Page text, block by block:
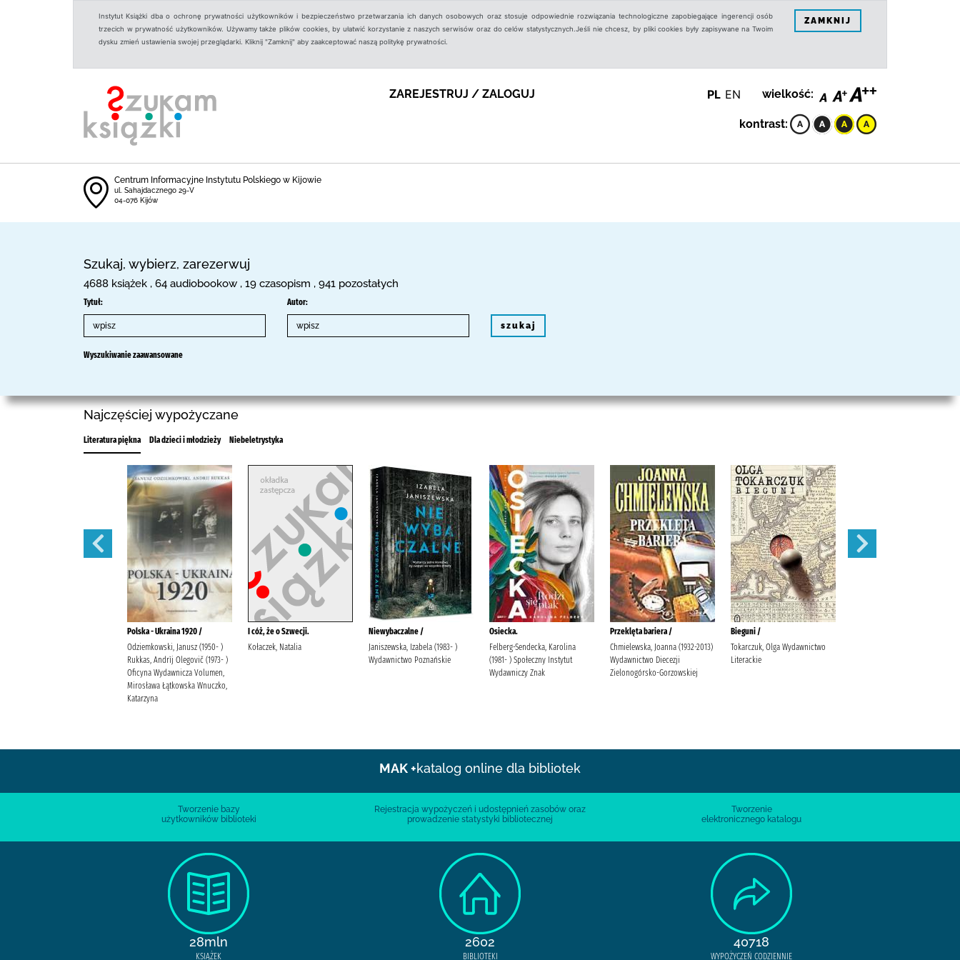
Instytut Książki dba o ochronę prywatności użytkowników i bezpieczeństwo przetwarzania ich danych osobowych oraz stosuje odpowiednie rozwiązania technologiczne zapobiegające ingerencji osób
trzecich w prywatność użytkowników. Używamy także plików cookies, by ułatwić korzystanie z naszych serwisów oraz do celów statystycznych.Jeśli nie chcesz, by pliki cookies były zapisywane na Twoim
dysku zmień ustawienia swojej przeglądarki. Kliknij "Zamknij" aby zaakceptować naszą politykę prywatności.
ZAMKNIJ
ZAREJESTRUJ / ZALOGUJ PL EN wielkość:
kontrast:
Centrum Informacyjne Instytutu Polskiego w Kijowie
ul. Sahajdacznego 29-V
04-076 Kijów
Szukaj, wybierz, zarezerwuj
4688 książek , 64 audiobookow , 19 czasopism , 941 pozostałych
Tytuł: Autor:
szukaj
Wyszukiwanie zaawansowane
Najczęściej wypożyczane
Literatura piękna Dla dzieci i młodzieży Niebeletrystyka
Polska - Ukraina 1920 /
Odziemkowski, Janusz (1950- )
Rukkas, Andrìj Olegovič (1973- )
Oficyna Wydawnicza Volumen,
Mirosława Łątkowska Wnuczko,
Katarzyna
I cóż, że o Szwecji.
Kołaczek, Natalia
Niewybaczalne /
Janiszewska, Izabela (1983- )
Wydawnictwo Poznańskie
Osiecka.
Felberg-Sendecka, Karolina
(1981- ) Społeczny Instytut
Wydawniczy Znak
Przeklęta bariera /
Chmielewska, Joanna (1932-2013)
Wydawnictwo Diecezji
Zielonogórsko-Gorzowskiej
Bieguni /
Tokarczuk, Olga Wydawnictwo
Literackie
MAK +katalog online dla bibliotek
Tworzenie bazy
użytkowników biblioteki
Rejestracja wypożyczeń i udostępnień zasobów oraz
prowadzenie statystyki bibliotecznej
Tworzenie
elektronicznego katalogu
28mln
KSIĄŻEK
2602
BIBLIOTEKI
40718
WYPOŻYCZEŃ CODZIENNIE